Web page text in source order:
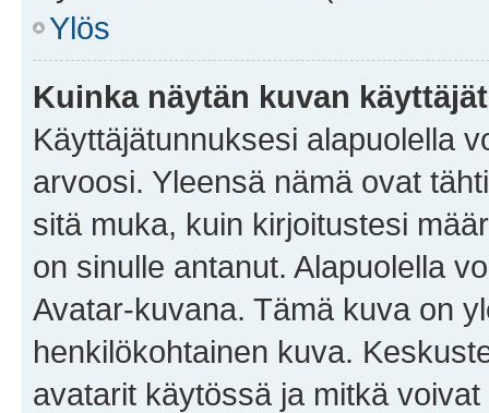
Ylös
Kuinka näytän kuvan
Käyttäjätunnuksesi alapuolella
arvoosi. Yleensä nämä ovat
sitä muka, kuin kirjoitustesi
on sinulle antanut. Alapuolella
Avatar-kuvana. Tämä kuva on
henkilökohtainen kuva.
avatarit käytössä ja mitkä